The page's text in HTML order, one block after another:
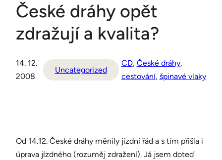
České dráhy opět
zdražují a kvalita?
14. 12.
2008
Uncategorized
CD, České dráhy,
cestování, špinavé vlaky
Od 14.12. České dráhy měnily jízdní řád a s tím přišla i
úprava jízdného (rozuměj zdražení). Já jsem doteď